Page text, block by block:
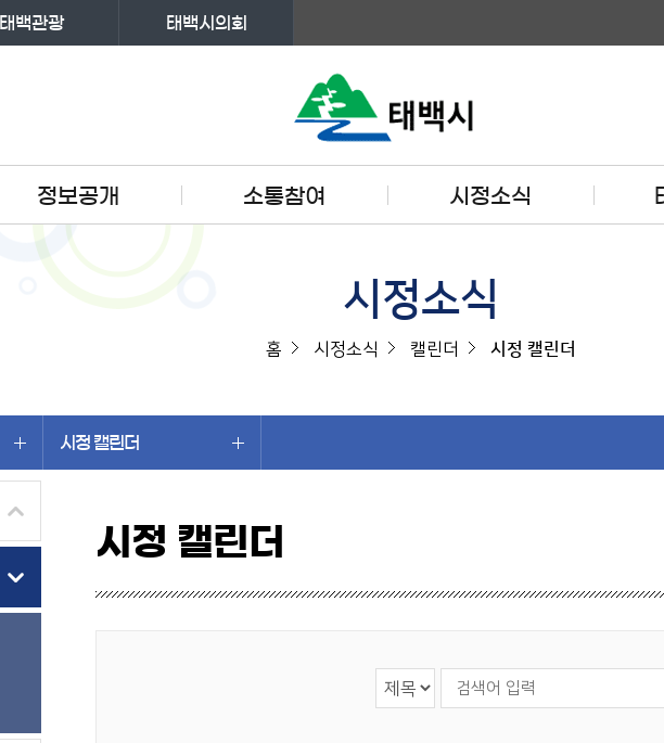
태백관광 태백시의회
정보공개 소통참여 시정소식
시정소식
홈 시정소식 캘린더 시정 캘린더
시정 캘린더
시정 캘린더